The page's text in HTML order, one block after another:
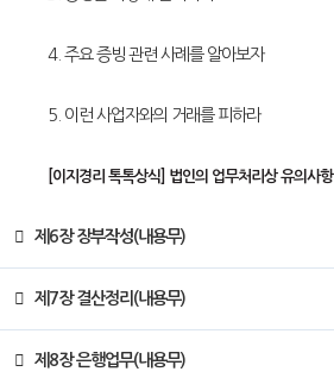
4. 주요 증빙 관련 사례를 알아보자
5. 이런 사업자와의 거래를 피하라
[이지경리 톡톡상식] 법인의 업무처리상 유의사항
제6장 장부작성(내용무)
제7장 결산정리(내용무)
제8장 은행업무(내용무)